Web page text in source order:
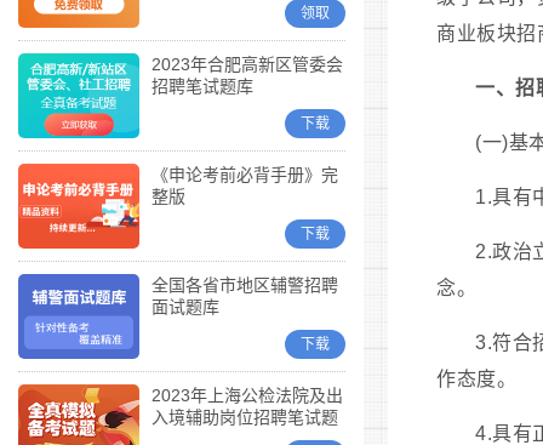
领取
2023年合肥高新区管委会
招聘笔试题库
下载
《申论考前必背手册》完
整版
下载
全国各省市地区辅警招聘
面试题库
下载
2023年上海公检法院及出
入境辅助岗位招聘笔试题
商业板块招
一、招
(一)基
1.具有
2.政治
念。
3.符合
作态度。
4.具有